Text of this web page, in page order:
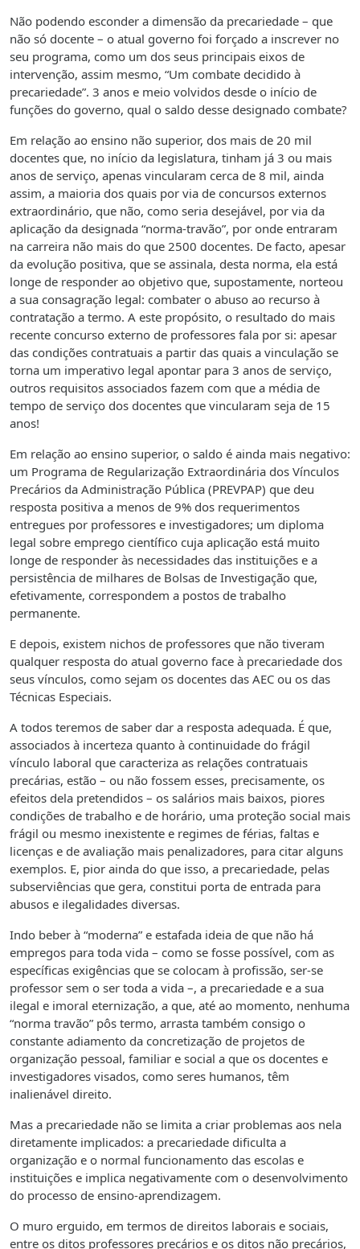
Não podendo esconder a dimensão da precariedade – que
não só docente – o atual governo foi forçado a inscrever no
seu programa, como um dos seus principais eixos de
intervenção, assim mesmo, “Um combate decidido à
precariedade”. 3 anos e meio volvidos desde o início de
funções do governo, qual o saldo desse designado combate?
Em relação ao ensino não superior, dos mais de 20 mil
docentes que, no início da legislatura, tinham já 3 ou mais
anos de serviço, apenas vincularam cerca de 8 mil, ainda
assim, a maioria dos quais por via de concursos externos
extraordinário, que não, como seria desejável, por via da
aplicação da designada “norma-travão”, por onde entraram
na carreira não mais do que 2500 docentes. De facto, apesar
da evolução positiva, que se assinala, desta norma, ela está
longe de responder ao objetivo que, supostamente, norteou
a sua consagração legal: combater o abuso ao recurso à
contratação a termo. A este propósito, o resultado do mais
recente concurso externo de professores fala por si: apesar
das condições contratuais a partir das quais a vinculação se
torna um imperativo legal apontar para 3 anos de serviço,
outros requisitos associados fazem com que a média de
tempo de serviço dos docentes que vincularam seja de 15
anos!
Em relação ao ensino superior, o saldo é ainda mais negativo:
um Programa de Regularização Extraordinária dos Vínculos
Precários da Administração Pública (PREVPAP) que deu
resposta positiva a menos de 9% dos requerimentos
entregues por professores e investigadores; um diploma
legal sobre emprego científico cuja aplicação está muito
longe de responder às necessidades das instituições e a
persistência de milhares de Bolsas de Investigação que,
efetivamente, correspondem a postos de trabalho
permanente.
E depois, existem nichos de professores que não tiveram
qualquer resposta do atual governo face à precariedade dos
seus vínculos, como sejam os docentes das AEC ou os das
Técnicas Especiais.
A todos teremos de saber dar a resposta adequada. É que,
associados à incerteza quanto à continuidade do frágil
vínculo laboral que caracteriza as relações contratuais
precárias, estão – ou não fossem esses, precisamente, os
efeitos dela pretendidos – os salários mais baixos, piores
condições de trabalho e de horário, uma proteção social mais
frágil ou mesmo inexistente e regimes de férias, faltas e
licenças e de avaliação mais penalizadores, para citar alguns
exemplos. E, pior ainda do que isso, a precariedade, pelas
subserviências que gera, constitui porta de entrada para
abusos e ilegalidades diversas.
Indo beber à “moderna” e estafada ideia de que não há
empregos para toda vida – como se fosse possível, com as
específicas exigências que se colocam à profissão, ser-se
professor sem o ser toda a vida –, a precariedade e a sua
ilegal e imoral eternização, a que, até ao momento, nenhuma
“norma travão” pôs termo, arrasta também consigo o
constante adiamento da concretização de projetos de
organização pessoal, familiar e social a que os docentes e
investigadores visados, como seres humanos, têm
inalienável direito.
Mas a precariedade não se limita a criar problemas aos nela
diretamente implicados: a precariedade dificulta a
organização e o normal funcionamento das escolas e
instituições e implica negativamente com o desenvolvimento
do processo de ensino-aprendizagem.
O muro erguido, em termos de direitos laborais e sociais,
entre os ditos professores precários e os ditos não precários,